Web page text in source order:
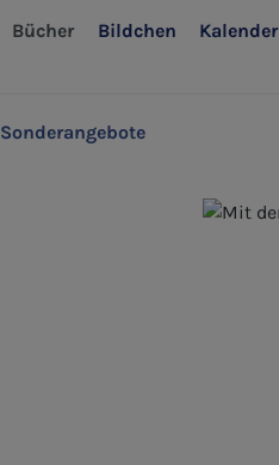
Bücher Bildchen Kalender
Sonderangebote